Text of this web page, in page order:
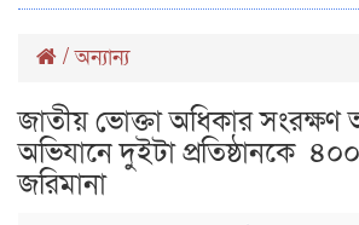
/অন্যান্য
জাতীয় ভোক্তা অধিকার সংরক্ষণ
অভিযানে দুইটা প্রতিষ্ঠানকে
জরিমানা